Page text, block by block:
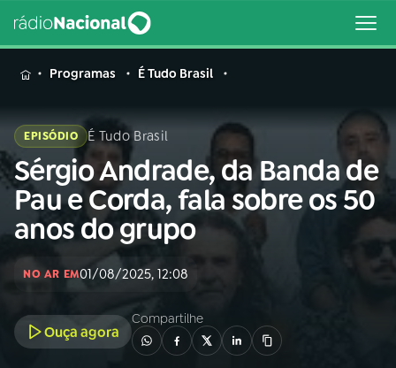
MENU
Buscar
na
Rádio
Nacional
Buscar
Programas É Tudo Brasil
EPISÓDIO É Tudo Brasil
Sérgio Andrade, da Banda de
Pau e Corda, fala sobre os 50
anos do grupo
NO AR EM01/08/2025, 12:08
Ouça agora
Compartilhe